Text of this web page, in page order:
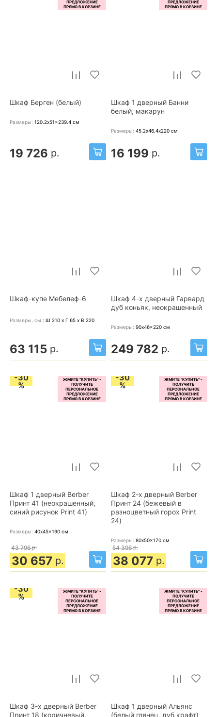
Шкаф Берген (белый)
Размеры: 120.2x51x239.4 см
19 726 р.
Шкаф 1 дверный Банни
белый, макарун
Размеры: 45.2х46.4х220 см
16 199 р.
Шкаф-купе Мебелеф-6
Размеры, cм.: Ш 210 x Г 65 x В 220
63 115 р.
Шкаф 4-х дверный Гарвард
дуб коньяк, неокрашенный
Размеры: 90x46x220 см
249 782 р.
-30
%
Шкаф 1 дверный Berber
Принт 41 (неокрашенный,
синий рисунок Print 41)
Размеры: 40x45x190 см
43 796 р.
30 657 р.
-30
%
Шкаф 2-х дверный Berber
Принт 24 (бежевый в
разноцветный горох Print
24)
Размеры: 80x50x170 см
54 396 р.
38 077 р.
-30
%
Шкаф 3-х дверный Berber
Принт 18 (коричневый,
Шкаф 1 дверный Альянс
(белый глянец, дуб крафт)